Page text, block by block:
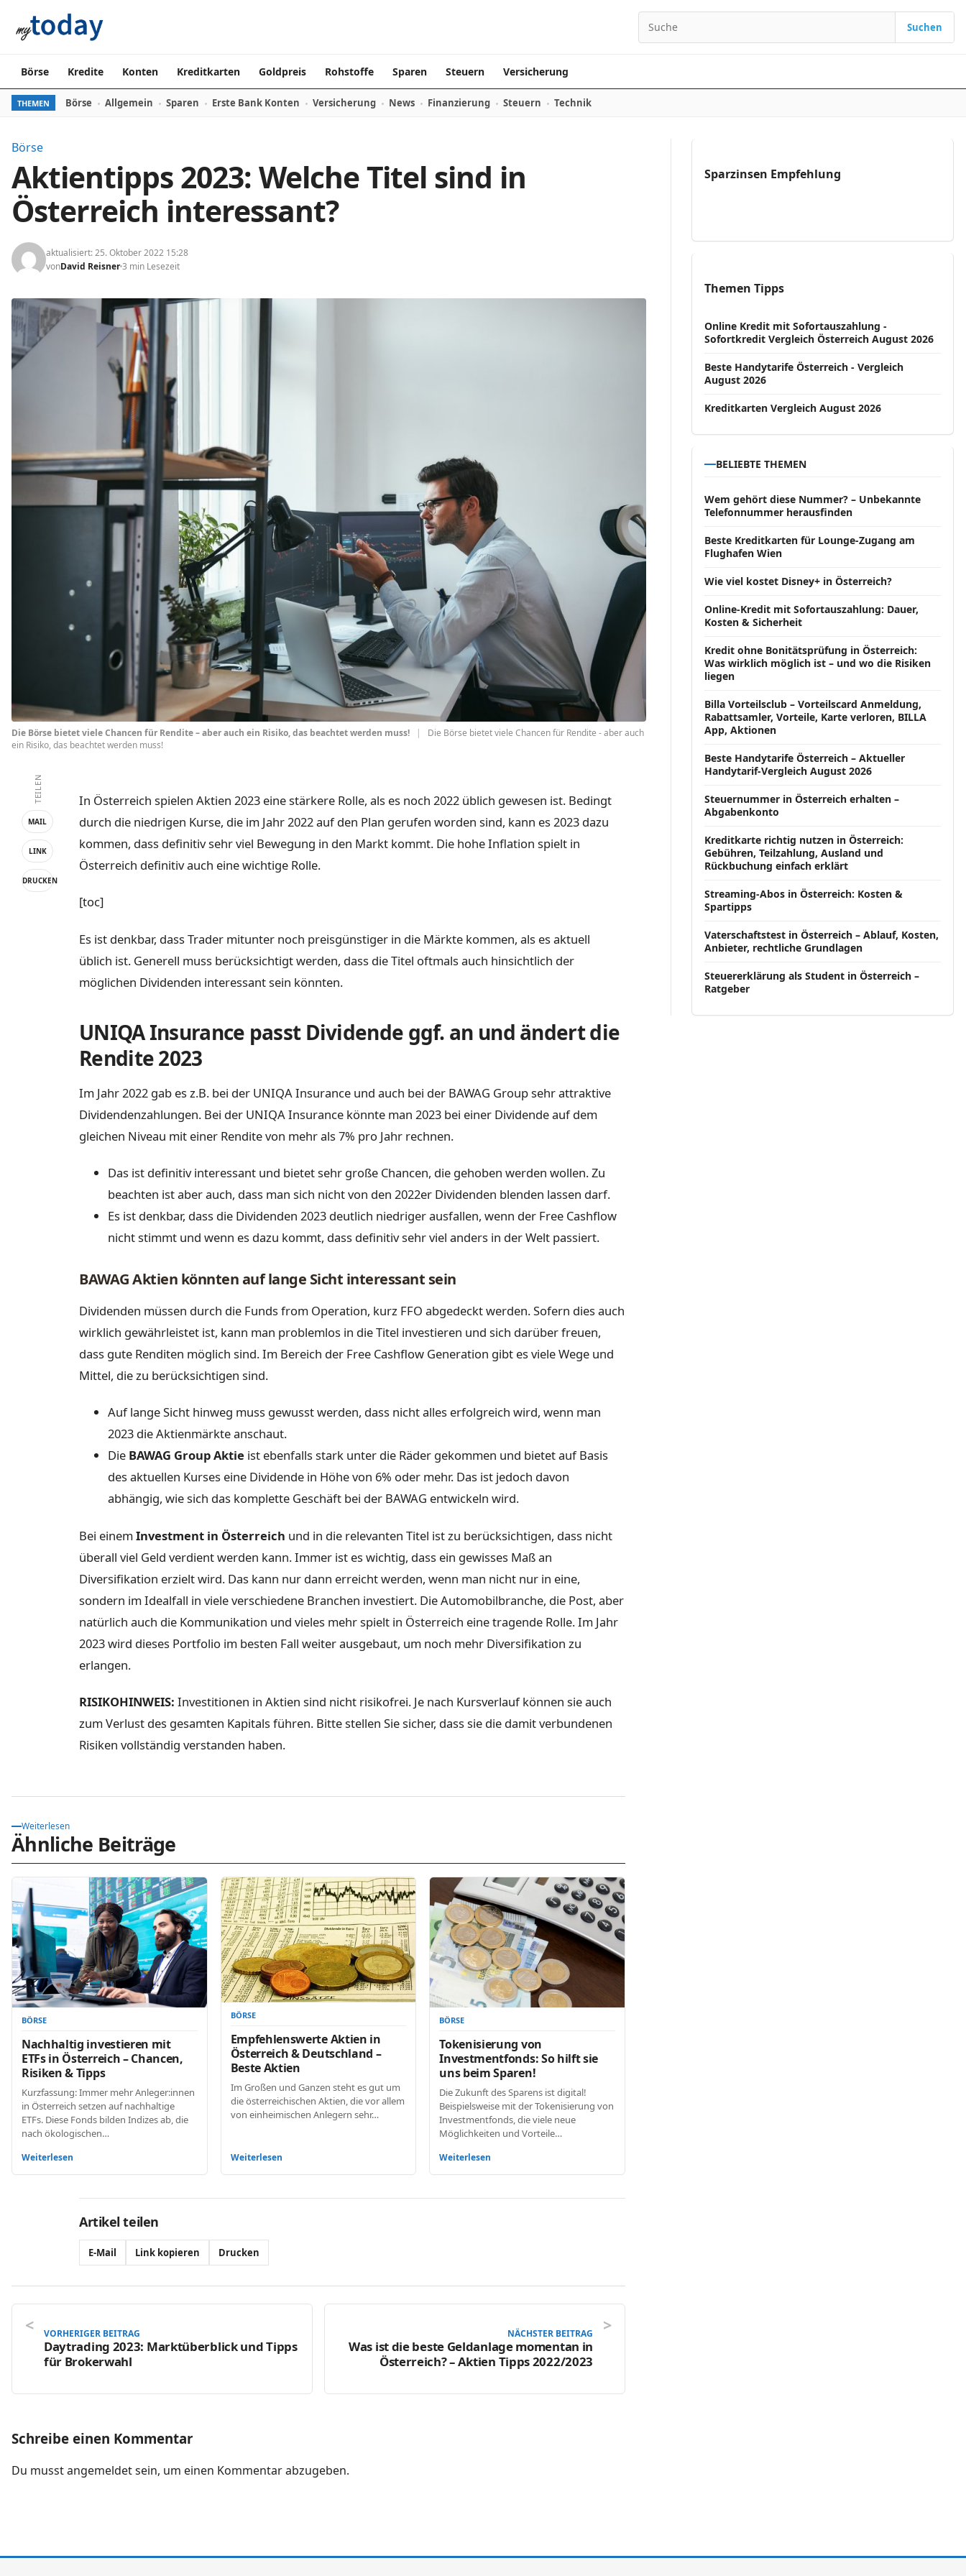
Suchen nach:
Suchen
Börse Kredite Konten Kreditkarten Goldpreis Rohstoffe Sparen Steuern Versicherung
THEMEN Börse Allgemein Sparen Erste Bank Konten Versicherung News Finanzierung Steuern Technik
Börse
Aktientipps 2023: Welche Titel sind in
Österreich interessant?
aktualisiert: 25. Oktober 2022 15:28
vonDavid Reisner3 min Lesezeit
Die Börse bietet viele Chancen für Rendite – aber auch ein Risiko, das beachtet werden muss! |
Die Börse bietet viele Chancen für Rendite - aber auch
ein Risiko, das beachtet werden muss!
TEILEN
MAIL
LINK
DRUCKEN
In Österreich spielen Aktien 2023 eine stärkere Rolle, als es noch 2022 üblich gewesen ist. Bedingt
durch die niedrigen Kurse, die im Jahr 2022 auf den Plan gerufen worden sind, kann es 2023 dazu
kommen, dass definitiv sehr viel Bewegung in den Markt kommt. Die hohe Inflation spielt in
Österreich definitiv auch eine wichtige Rolle.
[toc]
Es ist denkbar, dass Trader mitunter noch preisgünstiger in die Märkte kommen, als es aktuell
üblich ist. Generell muss berücksichtigt werden, dass die Titel oftmals auch hinsichtlich der
möglichen Dividenden interessant sein könnten.
UNIQA Insurance passt Dividende ggf. an und ändert die
Rendite 2023
Im Jahr 2022 gab es z.B. bei der UNIQA Insurance und auch bei der BAWAG Group sehr attraktive
Dividendenzahlungen. Bei der UNIQA Insurance könnte man 2023 bei einer Dividende auf dem
gleichen Niveau mit einer Rendite von mehr als 7% pro Jahr rechnen.
Das ist definitiv interessant und bietet sehr große Chancen, die gehoben werden wollen. Zu
beachten ist aber auch, dass man sich nicht von den 2022er Dividenden blenden lassen darf.
Es ist denkbar, dass die Dividenden 2023 deutlich niedriger ausfallen, wenn der Free Cashflow
nicht stimmt und wenn es dazu kommt, dass definitiv sehr viel anders in der Welt passiert.
BAWAG Aktien könnten auf lange Sicht interessant sein
Dividenden müssen durch die Funds from Operation, kurz FFO abgedeckt werden. Sofern dies auch
wirklich gewährleistet ist, kann man problemlos in die Titel investieren und sich darüber freuen,
dass gute Renditen möglich sind. Im Bereich der Free Cashflow Generation gibt es viele Wege und
Mittel, die zu berücksichtigen sind.
Auf lange Sicht hinweg muss gewusst werden, dass nicht alles erfolgreich wird, wenn man
2023 die Aktienmärkte anschaut.
Die BAWAG Group Aktie ist ebenfalls stark unter die Räder gekommen und bietet auf Basis
des aktuellen Kurses eine Dividende in Höhe von 6% oder mehr. Das ist jedoch davon
abhängig, wie sich das komplette Geschäft bei der BAWAG entwickeln wird.
Bei einemInvestment in Österreich und in die relevanten Titel ist zu berücksichtigen, dass nicht
überall viel Geld verdient werden kann. Immer ist es wichtig, dass ein gewisses Maß an
Diversifikation erzielt wird. Das kann nur dann erreicht werden, wenn man nicht nur in eine,
sondern im Idealfall in viele verschiedene Branchen investiert. Die Automobilbranche, die Post, aber
natürlich auch die Kommunikation und vieles mehr spielt in Österreich eine tragende Rolle. Im Jahr
2023 wird dieses Portfolio im besten Fall weiter ausgebaut, um noch mehr Diversifikation zu
erlangen.
RISIKOHINWEIS: Investitionen in Aktien sind nicht risikofrei. Je nach Kursverlauf können sie auch
zum Verlust des gesamten Kapitals führen. Bitte stellen Sie sicher, dass sie die damit verbundenen
Risiken vollständig verstanden haben.
Weiterlesen
Ähnliche Beiträge
BÖRSE
Nachhaltig investieren mit
ETFs in Österreich – Chancen,
Risiken & Tipps
Kurzfassung: Immer mehr Anleger:innen
in Österreich setzen auf nachhaltige
ETFs. Diese Fonds bilden Indizes ab, die
nach ökologischen…
Weiterlesen
BÖRSE
Empfehlenswerte Aktien in
Österreich & Deutschland –
Beste Aktien
Im Großen und Ganzen steht es gut um
die österreichischen Aktien, die vor allem
von einheimischen Anlegern sehr…
Weiterlesen
BÖRSE
Tokenisierung von
Investmentfonds: So hilft sie
uns beim Sparen!
Die Zukunft des Sparens ist digital!
Beispielsweise mit der Tokenisierung von
Investmentfonds, die viele neue
Möglichkeiten und Vorteile…
Weiterlesen
Artikel teilen
E-Mail Link kopieren Drucken
VORHERIGER BEITRAG
Daytrading 2023: Marktüberblick und Tipps
für Brokerwahl
NÄCHSTER BEITRAG
Was ist die beste Geldanlage momentan in
Österreich? – Aktien Tipps 2022/2023
Sparzinsen Empfehlung
Themen Tipps
Online Kredit mit Sofortauszahlung -
Sofortkredit Vergleich Österreich August 2026
Beste Handytarife Österreich - Vergleich
August 2026
Kreditkarten Vergleich August 2026
BELIEBTE THEMEN
Wem gehört diese Nummer? – Unbekannte
Telefonnummer herausfinden
Beste Kreditkarten für Lounge-Zugang am
Flughafen Wien
Wie viel kostet Disney+ in Österreich?
Online-Kredit mit Sofortauszahlung: Dauer,
Kosten & Sicherheit
Kredit ohne Bonitätsprüfung in Österreich:
Was wirklich möglich ist – und wo die Risiken
liegen
Billa Vorteilsclub – Vorteilscard Anmeldung,
Rabattsamler, Vorteile, Karte verloren, BILLA
App, Aktionen
Beste Handytarife Österreich – Aktueller
Handytarif-Vergleich August 2026
Steuernummer in Österreich erhalten –
Abgabenkonto
Kreditkarte richtig nutzen in Österreich:
Gebühren, Teilzahlung, Ausland und
Rückbuchung einfach erklärt
Streaming-Abos in Österreich: Kosten &
Spartipps
Vaterschaftstest in Österreich – Ablauf, Kosten,
Anbieter, rechtliche Grundlagen
Steuererklärung als Student in Österreich –
Ratgeber
Schreibe einen Kommentar
Du musstangemeldetsein, um einen Kommentar abzugeben.